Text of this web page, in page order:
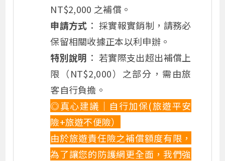
NT$2,000 之補償。
申請方式 ： 採實報實銷制，請務必
保留相關收據正本以利申辦。
特別說明 ： 若實際支出超出補償上
限（NT$2,000）之部分，需由旅
客自行負擔。
◎真心建議｜自行加保(旅遊平安
險+旅遊不便險）
由於旅遊責任險之補償額度有限，
為了讓您的防護網更全面，我們強